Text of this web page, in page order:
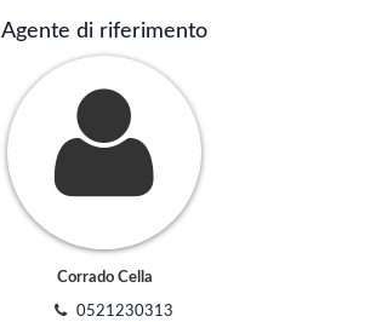
Agente di riferimento
Corrado Cella
0521230313